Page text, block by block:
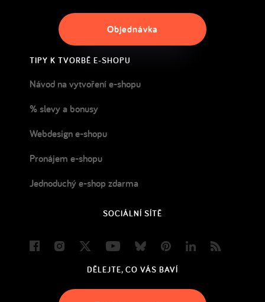
Objednávka
TIPY K TVORBĚ E-SHOPU
Návod na vytvoření e-shopu
% slevy a bonusy
Webdesign e-shopu
Pronájem e-shopu
Jednoduchý e-shop zdarma
SOCIÁLNÍ SÍTĚ
FacebookInstagram
Twitter YoutubeBlueskyPinterestLinkedIn
DĚLEJTE, CO VÁS BAVÍ